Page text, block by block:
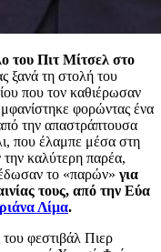
του Πιτ Μίτσελ στο
ξανά τη στολή του
που τον καθιέρωσαν
φορώντας ένα
την απαστράπτουσα
που έλαμπε μέσα στη
την καλύτερη παρέα,
το «παρών» για
τους, από την Εύα
Λίμα.
φεστιβάλ Πιερ